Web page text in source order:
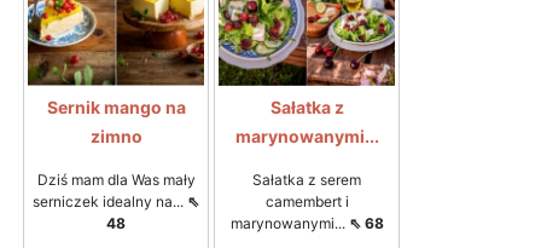
Sernik mango na
zimno
Dziś mam dla Was mały
serniczek idealny na... ⇖
48
Sałatka z
marynowanymi...
Sałatka z serem
camembert i
marynowanymi... ⇖ 68